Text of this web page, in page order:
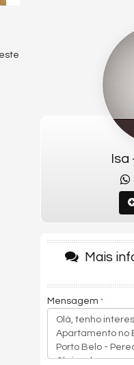
Mais
Mensagem